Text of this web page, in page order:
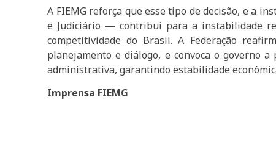
A FIEMG reforça que esse tipo de decisão, e a
e Judiciário — contribui para a instabilidade
competitividade do Brasil. A Federação
planejamento e diálogo, e convoca o governo
administrativa, garantindo estabilidade
Imprensa FIEMG